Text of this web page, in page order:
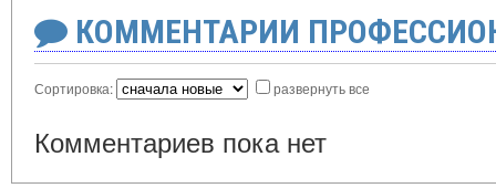
КОММЕНТАРИИ
Сортировка: развернуть все
Комментариев пока нет